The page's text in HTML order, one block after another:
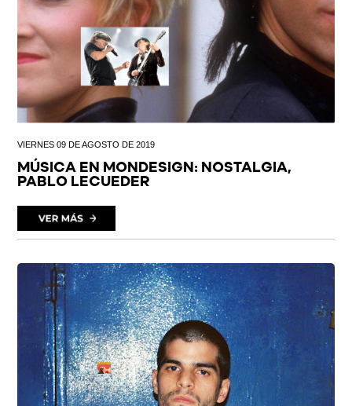
VIERNES 09 DE AGOSTO DE 2019
MÚSICA EN MONDESIGN: NOSTALGIA,
PABLO LECUEDER